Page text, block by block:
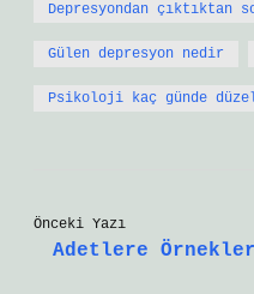
Depresyondan çıktıktan
Gülen depresyon nedir
Psikoloji kaç günde
Önceki Yazı
Adetlere